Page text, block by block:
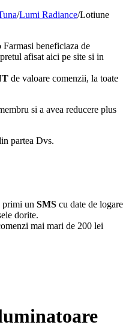
/Lumi Radiance/Lotiune
beneficiaza de
afisat aici pe site si in
de valoare comenzii, la toate
si a avea reducere plus
partea Dvs.
primi un SMS cu date de logare
dorite.
mai mari de 200 lei